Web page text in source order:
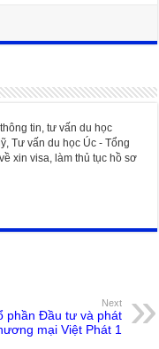
tin, tư vấn du học
Tư vấn du học Úc - Tổng
xin visa, làm thủ tục hồ sơ
Next
phần Đầu tư và phát
mại Việt Phát 1